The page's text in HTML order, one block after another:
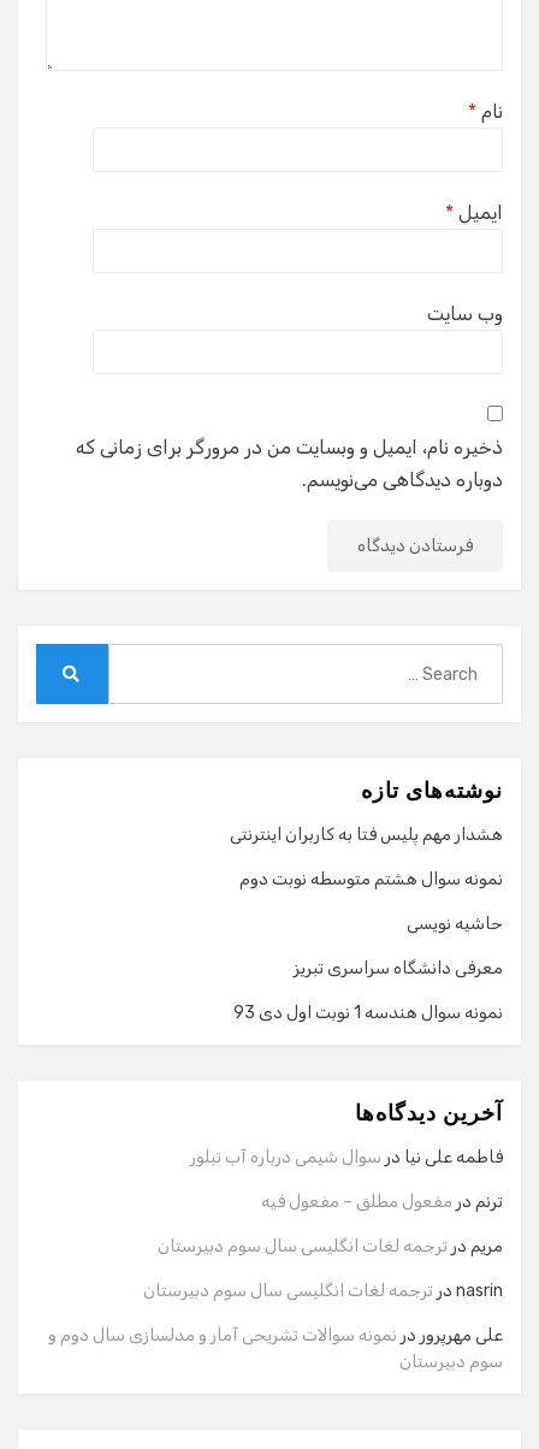
نام *
ایمیل *
وب‌ سایت
ذخیره نام، ایمیل و وبسایت من در مرورگر برای زمانی که
دوباره دیدگاهی می‌نویسم.
نوشته‌های تازه
هشدار مهم پلیس فتا به کاربران اینترنتی
نمونه سوال هشتم متوسطه نوبت دوم
حاشیه نویسی
معرفی دانشگاه سراسری تبریز
نمونه سوال هندسه 1 نوبت اول دی 93
آخرین دیدگاه‌ها
فاطمه علی نیا در سوال شیمی درباره آب تبلور
ترنم در مفعول مطلق – مفعول فیه
مریم در ترجمه لغات انگلیسی سال سوم دبیرستان
nasrin در ترجمه لغات انگلیسی سال سوم دبیرستان
علی مهرپرور در نمونه سوالات تشریحی آمار و مدلسازی سال دوم و
سوم دبیرستان
گفت‌وگو با دستیار هوشمند
سلام! برای شروع گفت‌وگو لطفاً شماره تماس یا ایمیل خود را
وارد کنید.
ایمیل